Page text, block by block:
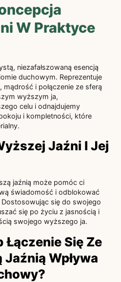
W Praktyce
niezafałszowaną esencją
duchowym. Reprezentuje
mądrość i połączenie ze sferą
wyższym ja,
celu i odnajdujemy
i kompletności, które
Jaźni I Jej
jaźnią może pomóc ci
świadomość i odblokować
się do swojego
się po życiu z jasnością i
swojego wyższego ja.
Łączenie Się Ze
Wpływa